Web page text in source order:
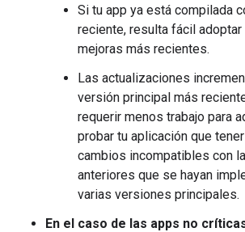
Si tu app ya está compilada
reciente, resulta fácil
mejoras más recientes.
Las actualizaciones
versión principal más
requerir menos trabajo para
probar tu aplicación que
cambios incompatibles con
anteriores que se hayan
varias versiones principales.
En el caso de las apps no